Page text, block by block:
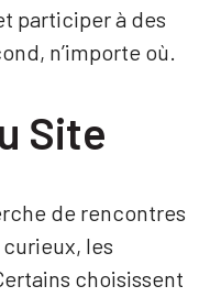
participer à des
n’importe où.
Site
de rencontres
les
choisissent